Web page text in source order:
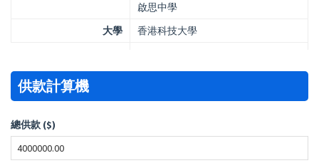
啟思中學
大學
香港科技大學
供款計算機
總供款 ($)